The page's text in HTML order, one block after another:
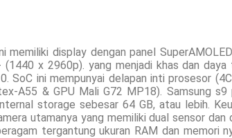
memiliki display dengan panel
(1440 x 2960p). yang menjadi khas dan daya
SoC ini mempunyai delapan inti prosesor
A55 & GPU Mali G72 MP18). Samsung s9
storage sebesar 64 GB, atau lebih.
utamanya yang memiliki dual sensor dan
tergantung ukuran RAM dan memori